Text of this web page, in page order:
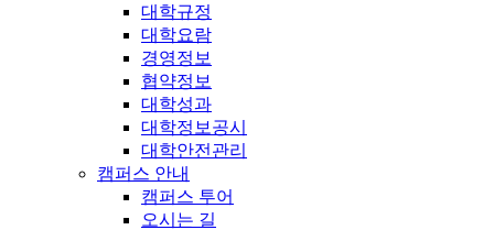
대학규정
대학요람
경영정보
협약정보
대학성과
대학정보공시
대학안전관리
캠퍼스 안내
캠퍼스 투어
오시는 길